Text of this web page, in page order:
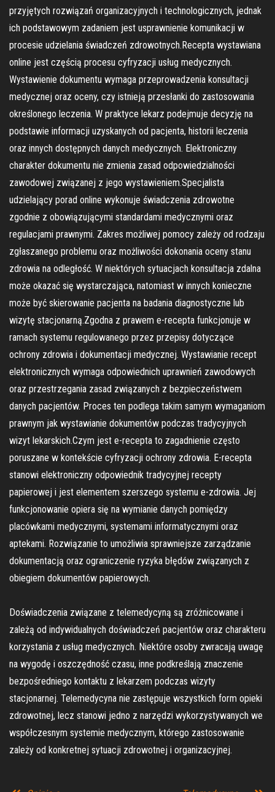
przyjętych rozwiązań organizacyjnych i technologicznych, jednak
ich podstawowym zadaniem jest usprawnienie komunikacji w
procesie udzielania świadczeń zdrowotnych.Recepta wystawiana
online jest częścią procesu cyfryzacji usług medycznych.
Wystawienie dokumentu wymaga przeprowadzenia konsultacji
medycznej oraz oceny, czy istnieją przesłanki do zastosowania
określonego leczenia. W praktyce lekarz podejmuje decyzję na
podstawie informacji uzyskanych od pacjenta, historii leczenia
oraz innych dostępnych danych medycznych. Elektroniczny
charakter dokumentu nie zmienia zasad odpowiedzialności
zawodowej związanej z jego wystawieniem.Specjalista
udzielający porad online wykonuje świadczenia zdrowotne
zgodnie z obowiązującymi standardami medycznymi oraz
regulacjami prawnymi. Zakres możliwej pomocy zależy od rodzaju
zgłaszanego problemu oraz możliwości dokonania oceny stanu
zdrowia na odległość. W niektórych sytuacjach konsultacja zdalna
może okazać się wystarczająca, natomiast w innych konieczne
może być skierowanie pacjenta na badania diagnostyczne lub
wizytę stacjonarną.Zgodna z prawem e-recepta funkcjonuje w
ramach systemu regulowanego przez przepisy dotyczące
ochrony zdrowia i dokumentacji medycznej. Wystawianie recept
elektronicznych wymaga odpowiednich uprawnień zawodowych
oraz przestrzegania zasad związanych z bezpieczeństwem
danych pacjentów. Proces ten podlega takim samym wymaganiom
prawnym jak wystawianie dokumentów podczas tradycyjnych
wizyt lekarskich.Czym jest e-recepta to zagadnienie często
poruszane w kontekście cyfryzacji ochrony zdrowia. E-recepta
stanowi elektroniczny odpowiednik tradycyjnej recepty
papierowej i jest elementem szerszego systemu e-zdrowia. Jej
funkcjonowanie opiera się na wymianie danych pomiędzy
placówkami medycznymi, systemami informatycznymi oraz
aptekami. Rozwiązanie to umożliwia sprawniejsze zarządzanie
dokumentacją oraz ograniczenie ryzyka błędów związanych z
obiegiem dokumentów papierowych.
Doświadczenia związane z telemedycyną są zróżnicowane i
zależą od indywidualnych doświadczeń pacjentów oraz charakteru
korzystania z usług medycznych. Niektóre osoby zwracają uwagę
na wygodę i oszczędność czasu, inne podkreślają znaczenie
bezpośredniego kontaktu z lekarzem podczas wizyty
stacjonarnej. Telemedycyna nie zastępuje wszystkich form opieki
zdrowotnej, lecz stanowi jedno z narzędzi wykorzystywanych we
współczesnym systemie medycznym, którego zastosowanie
zależy od konkretnej sytuacji zdrowotnej i organizacyjnej.